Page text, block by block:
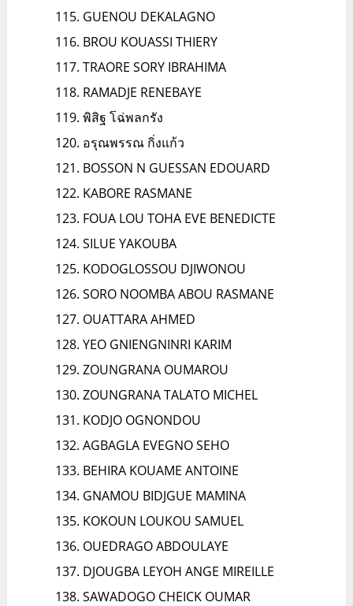
GUENOU DEKALAGNO
BROU KOUASSI THIERY
TRAORE SORY IBRAHIMA
RAMADJE RENEBAYE
พิสิฐ โฉ่พลกรัง
อรุณพรรณ กิ่งแก้ว
BOSSON N GUESSAN EDOUARD
KABORE RASMANE
FOUA LOU TOHA EVE BENEDICTE
SILUE YAKOUBA
KODOGLOSSOU DJIWONOU
SORO NOOMBA ABOU RASMANE
OUATTARA AHMED
YEO GNIENGNINRI KARIM
ZOUNGRANA OUMAROU
ZOUNGRANA TALATO MICHEL
KODJO OGNONDOU
AGBAGLA EVEGNO SEHO
BEHIRA KOUAME ANTOINE
GNAMOU BIDJGUE MAMINA
KOKOUN LOUKOU SAMUEL
OUEDRAGO ABDOULAYE
DJOUGBA LEYOH ANGE MIREILLE
SAWADOGO CHEICK OUMAR